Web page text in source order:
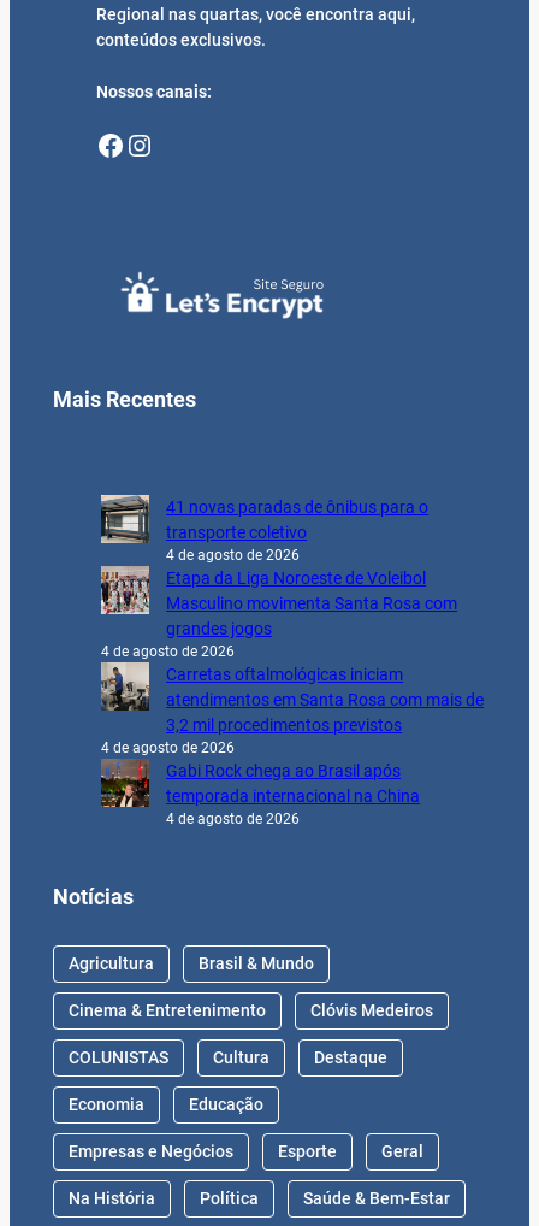
Regional nas quartas, você encontra aqui,
conteúdos exclusivos.
Nossos canais:
Facebook Instagram
Mais Recentes
41 novas paradas de ônibus para o
transporte coletivo
4 de agosto de 2026
Etapa da Liga Noroeste de Voleibol
Masculino movimenta Santa Rosa com
grandes jogos
4 de agosto de 2026
Carretas oftalmológicas iniciam
atendimentos em Santa Rosa com mais de
3,2 mil procedimentos previstos
4 de agosto de 2026
Gabi Rock chega ao Brasil após
temporada internacional na China
4 de agosto de 2026
Notícias
Agricultura Brasil & Mundo
Cinema & Entretenimento Clóvis Medeiros
COLUNISTAS Cultura Destaque
Economia Educação
Empresas e Negócios Esporte Geral
Na História Política Saúde & Bem-Estar